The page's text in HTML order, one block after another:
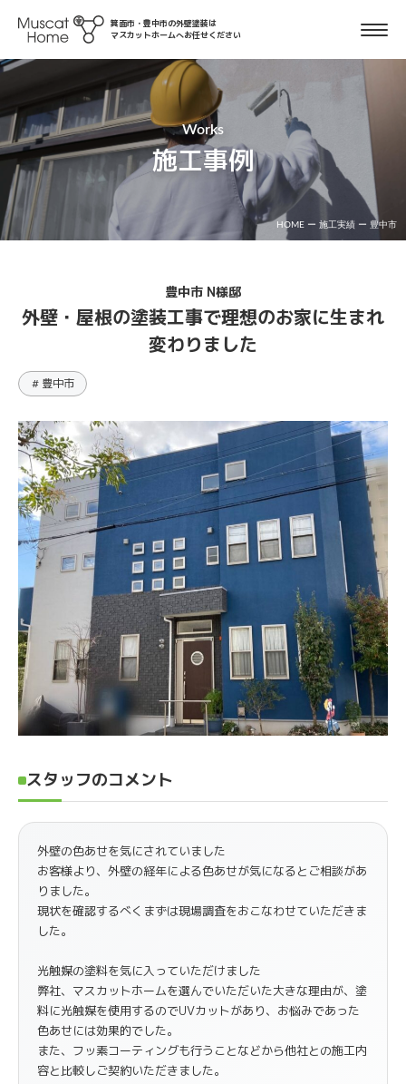
箕面市・豊中市の外壁塗装は
マスカットホームへお任せください
Works
施工事例
HOME ー 施工実績 ー 豊中市
豊中市 N様邸
外壁・屋根の塗装工事で理想のお家に生まれ
変わりました
# 豊中市
スタッフのコメント
外壁の色あせを気にされていました
お客様より、外壁の経年による色あせが気になるとご相談があ
りました。
現状を確認するべくまずは現場調査をおこなわせていただきま
した。
光触媒の塗料を気に入っていただけました
弊社、マスカットホームを選んでいただいた大きな理由が、塗
料に光触媒を使用するのでUVカットがあり、お悩みであった
色あせには効果的でした。
また、フッ素コーティングも行うことなどから他社との施工内
容と比較しご契約いただきました。